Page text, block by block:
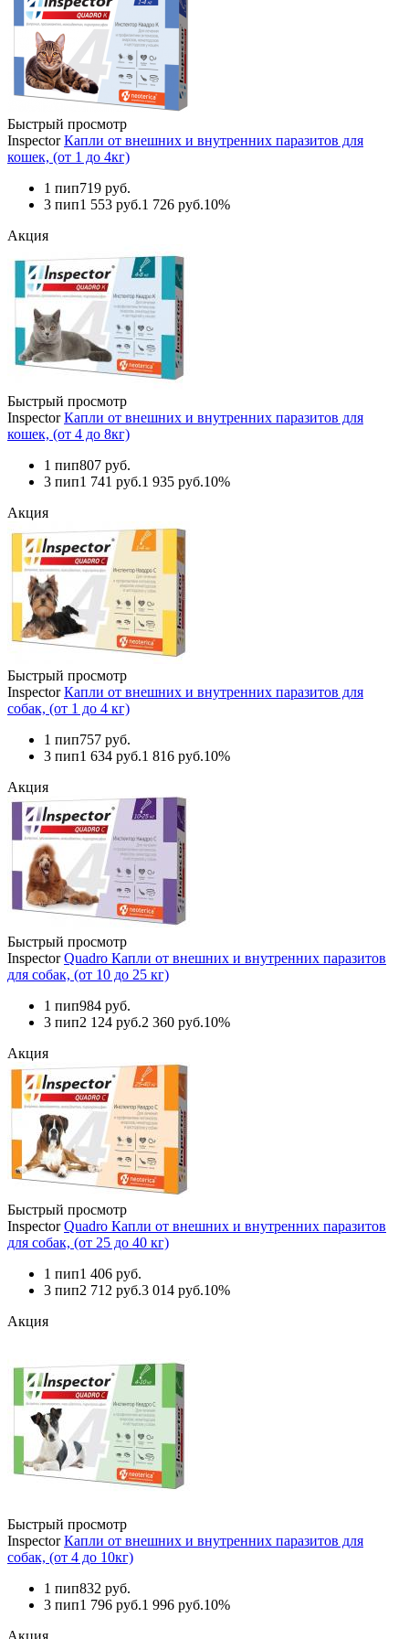
Быстрый просмотр
Inspector Капли от внешних и внутренних паразитов для
кошек, (от 1 до 4кг)
1 пип719 руб.
3 пип1 553 руб.1 726 руб.10%
Акция
Быстрый просмотр
Inspector Капли от внешних и внутренних паразитов для
кошек, (от 4 до 8кг)
1 пип807 руб.
3 пип1 741 руб.1 935 руб.10%
Акция
Быстрый просмотр
Inspector Капли от внешних и внутренних паразитов для
собак, (от 1 до 4 кг)
1 пип757 руб.
3 пип1 634 руб.1 816 руб.10%
Акция
Быстрый просмотр
Inspector Quadro Капли от внешних и внутренних паразитов
для собак, (от 10 до 25 кг)
1 пип984 руб.
3 пип2 124 руб.2 360 руб.10%
Акция
Быстрый просмотр
Inspector Quadro Капли от внешних и внутренних паразитов
для собак, (от 25 до 40 кг)
1 пип1 406 руб.
3 пип2 712 руб.3 014 руб.10%
Акция
Быстрый просмотр
Inspector Капли от внешних и внутренних паразитов для
собак, (от 4 до 10кг)
1 пип832 руб.
3 пип1 796 руб.1 996 руб.10%
Акция